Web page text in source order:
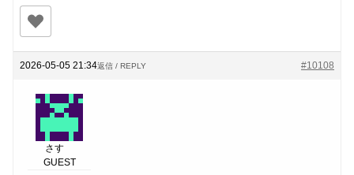
2026-05-05 21:34 #10108
返信 / REPLY
さす
GUEST